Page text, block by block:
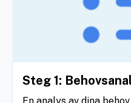
Steg 1: